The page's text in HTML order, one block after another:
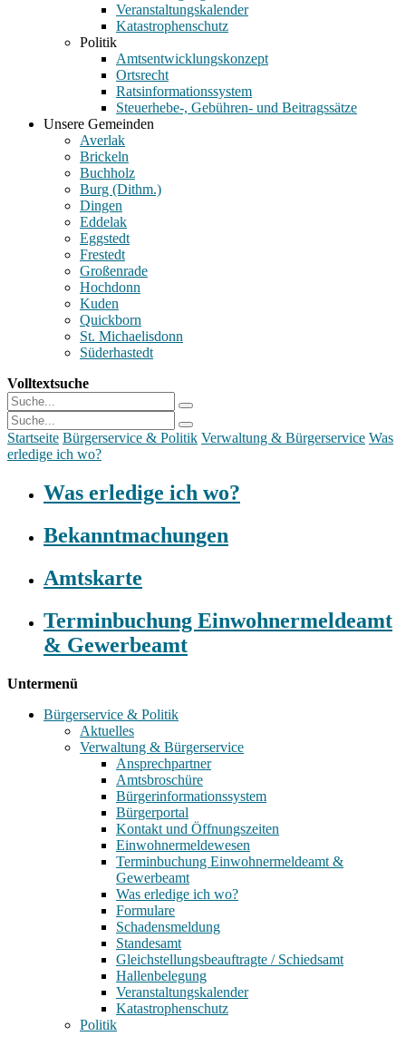
Veranstaltungskalender
Katastrophenschutz
Politik
Amtsentwicklungskonzept
Ortsrecht
Ratsinformationssystem
Steuerhebe-, Gebühren- und Beitragssätze
Unsere Gemeinden
Averlak
Brickeln
Buchholz
Burg (Dithm.)
Dingen
Eddelak
Eggstedt
Frestedt
Großenrade
Hochdonn
Kuden
Quickborn
St. Michaelisdonn
Süderhastedt
Volltextsuche
Startseite Bürgerservice & Politik Verwaltung & Bürgerservice Was
erledige ich wo?
Was erledige ich wo?
Bekanntmachungen
Amtskarte
Terminbuchung Einwohnermeldeamt
& Gewerbeamt
Untermenü
Bürgerservice & Politik
Aktuelles
Verwaltung & Bürgerservice
Ansprechpartner
Amtsbroschüre
Bürgerinformationssystem
Bürgerportal
Kontakt und Öffnungszeiten
Einwohnermeldewesen
Terminbuchung Einwohnermeldeamt &
Gewerbeamt
Was erledige ich wo?
Formulare
Schadensmeldung
Standesamt
Gleichstellungsbeauftragte / Schiedsamt
Hallenbelegung
Veranstaltungskalender
Katastrophenschutz
Politik